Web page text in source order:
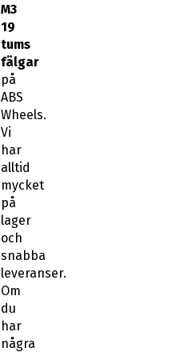
M3
19
tums
fälgar
på
ABS
Wheels.
Vi
har
alltid
mycket
på
lager
och
snabba
leveranser.
Om
du
har
några